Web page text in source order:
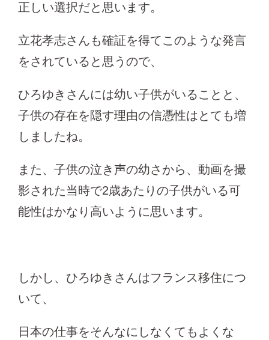
正しい選択だと思います。
立花孝志さんも確証を得てこのような発言
をされていると思うので、
ひろゆきさんには幼い子供がいることと、
子供の存在を隠す理由の信憑性はとても増
しましたね。
また、子供の泣き声の幼さから、動画を撮
影された当時で2歳あたりの子供がいる可
能性はかなり高いように思います。
しかし、ひろゆきさんはフランス移住につ
いて、
日本の仕事をそんなにしなくてもよくな